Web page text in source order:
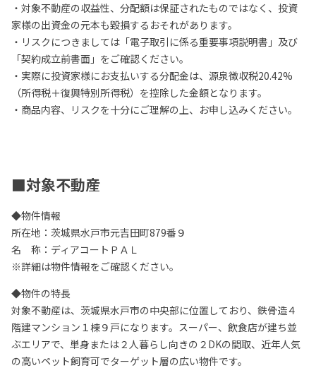
・対象不動産の収益性、分配額は保証されたものではなく、投資
家様の出資金の元本も毀損するおそれがあります。
・リスクにつきましては「電子取引に係る重要事項説明書」及び
「契約成立前書面」をご確認ください。
・実際に投資家様にお支払いする分配金は、源泉徴収税20.42%
（所得税＋復興特別所得税）を控除した金額となります。
・商品内容、リスクを十分にご理解の上、お申し込みください。
■対象不動産
◆物件情報
所在地：茨城県水戸市元吉田町879番９
名 称：ディアコートＰＡＬ
※詳細は物件情報をご確認ください。
◆物件の特長
対象不動産は、茨城県水戸市の中央部に位置しており、鉄骨造４
階建マンション１棟９戸になります。スーパー、飲食店が建ち並
ぶエリアで、単身または２人暮らし向きの２DKの間取、近年人気
の高いペット飼育可でターゲット層の広い物件です。